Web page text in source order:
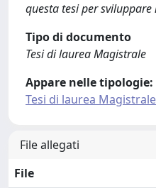
questa tesi per
Tipo di documento
Tesi di laurea Magistrale
Appare nelle tipologie:
Tesi di laurea Magistrale
File allegati
File